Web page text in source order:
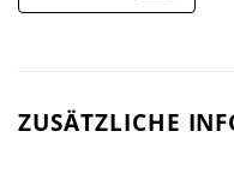
ZUSÄTZLICHE